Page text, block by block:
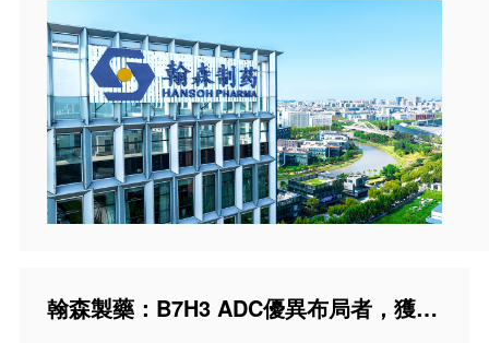
翰森製藥：B7H3 ADC優異布局者，獲中美突破性療法